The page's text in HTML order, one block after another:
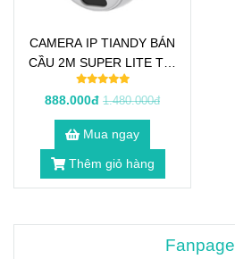
CAMERA IP TIANDY BÁN
CẦU 2M SUPER LITE TC-
C32HN
888.000đ 1.480.000đ
Mua ngay
Thêm giỏ hàng
Fanpage